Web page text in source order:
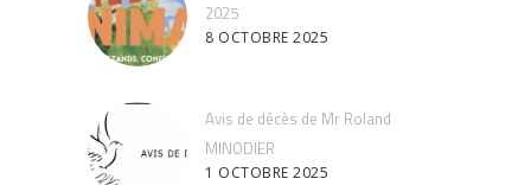
2025
8 OCTOBRE 2025
Avis de décès de Mr Roland
MINODIER
1 OCTOBRE 2025